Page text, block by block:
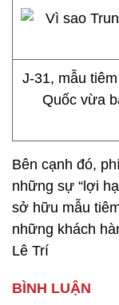
J-31, mẫu
Quốc vừa
Bên cạnh đó,
những sự “lợi
sở hữu mẫu
những khách
Lê Trí